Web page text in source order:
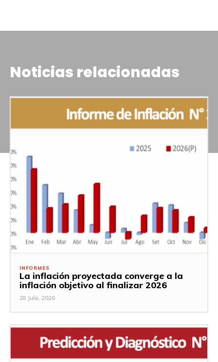
Noticias relacionadas
INFORMES
La inflación proyectada converge a la
inflación objetivo al finalizar 2026
28 Julio, 2026